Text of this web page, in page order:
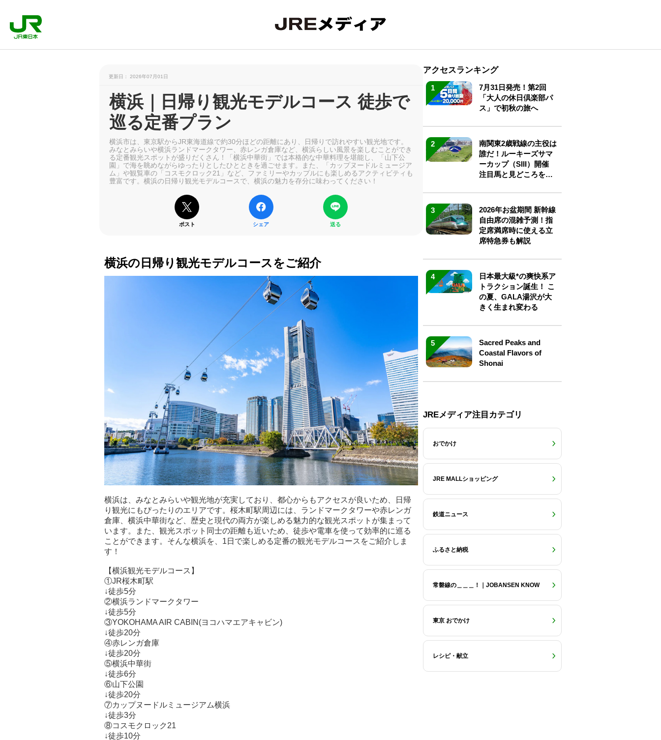
更新日： 2026年07月01日
横浜｜日帰り観光モデルコース 徒歩で
巡る定番プラン
横浜市は、東京駅からJR東海道線で約30分ほどの距離にあり、日帰りで訪れやすい観光地です。
みなとみらいや横浜ランドマークタワー、赤レンガ倉庫など、横浜らしい風景を楽しむことができ
る定番観光スポットが盛りだくさん！「横浜中華街」では本格的な中華料理を堪能し、「山下公
園」で海を眺めながらゆったりとしたひとときを過ごせます。また、「カップヌードルミュージア
ム」や観覧車の「コスモクロック21」など、ファミリーやカップルにも楽しめるアクティビティも
豊富です。横浜の日帰り観光モデルコースで、横浜の魅力を存分に味わってください！
ポスト シェア 送る
横浜の日帰り観光モデルコースをご紹介
横浜は、みなとみらいや観光地が充実しており、都心からもアクセスが良いため、日帰
り観光にもぴったりのエリアです。桜木町駅周辺には、ランドマークタワーや赤レンガ
倉庫、横浜中華街など、歴史と現代の両方が楽しめる魅力的な観光スポットが集まって
います。また、観光スポット同士の距離も近いため、徒歩や電車を使って効率的に巡る
ことができます。そんな横浜を、1日で楽しめる定番の観光モデルコースをご紹介しま
す！
【横浜観光モデルコース】
①JR桜木町駅
↓徒歩5分
②横浜ランドマークタワー
↓徒歩5分
③YOKOHAMA AIR CABIN(ヨコハマエアキャビン)
↓徒歩20分
④赤レンガ倉庫
↓徒歩20分
⑤横浜中華街
↓徒歩6分
⑥山下公園
↓徒歩20分
⑦カップヌードルミュージアム横浜
↓徒歩3分
⑧コスモクロック21
↓徒歩10分
アクセスランキング
1
7月31日発売！第2回
「大人の休日倶楽部パ
ス」で初秋の旅へ
2
南関東2歳戦線の主役は
誰だ！ルーキーズサマ
ーカップ（SIII）開催
注目馬と見どころをチ
3
2026年お盆期間 新幹線
自由席の混雑予測！指
定席満席時に使える立
席特急券も解説
4
日本最大級*の爽快系ア
トラクション誕生！ こ
の夏、GALA湯沢が大
きく生まれ変わる
5
Sacred Peaks and
Coastal Flavors of
Shonai
JREメディア注目カテゴリ
おでかけ
JRE MALLショッピング
鉄道ニュース
ふるさと納税
常磐線の＿＿＿！｜JOBANSEN KNOW
東京 おでかけ
レシピ・献立